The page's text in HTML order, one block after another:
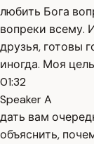
любить Бога
вопреки всему.
друзья, готовы
иногда. Моя
01:32
Speaker A
дать вам
объяснить,